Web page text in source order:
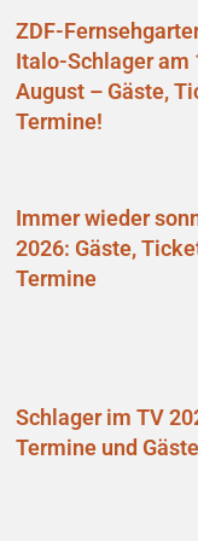
ZDF-
Italo-Schlager am
August – Gäste,
Termine!
Immer wieder
2026: Gäste,
Termine
Schlager im TV
Termine und Gäste